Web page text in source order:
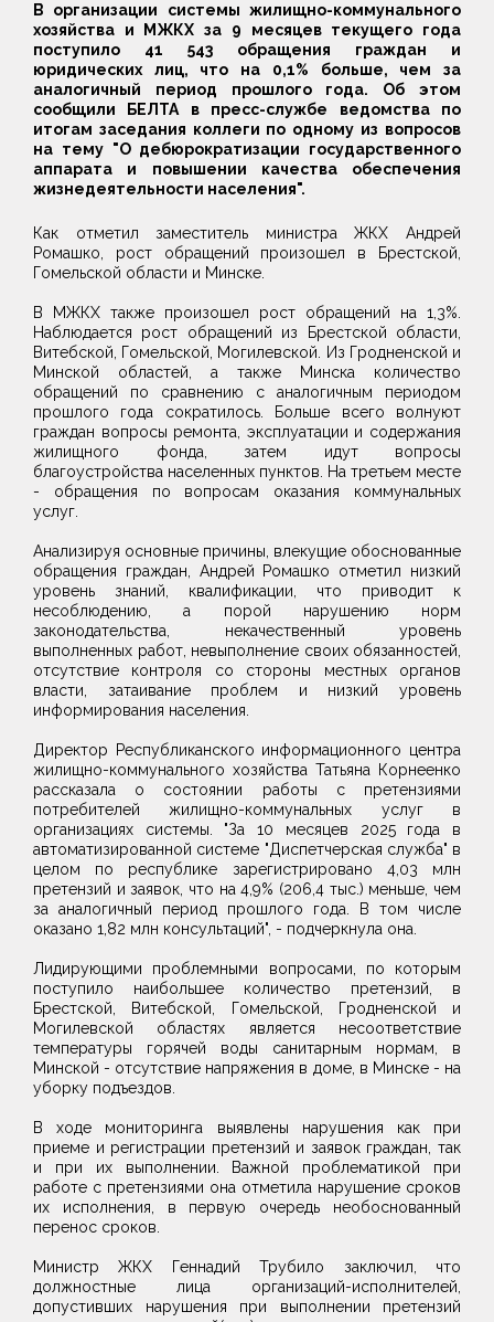
В организации системы жилищно-коммунального
хозяйства и МЖКХ за 9 месяцев текущего года
поступило 41 543 обращения граждан и
юридических лиц, что на 0,1% больше, чем за
аналогичный период прошлого года. Об этом
сообщили БЕЛТА в пресс-службе ведомства по
итогам заседания коллеги по одному из вопросов
на тему "О дебюрократизации государственного
аппарата и повышении качества обеспечения
жизнедеятельности населения".
Как отметил заместитель министра ЖКХ Андрей
Ромашко, рост обращений произошел в Брестской,
Гомельской области и Минске.
В МЖКХ также произошел рост обращений на 1,3%.
Наблюдается рост обращений из Брестской области,
Витебской, Гомельской, Могилевской. Из Гродненской и
Минской областей, а также Минска количество
обращений по сравнению с аналогичным периодом
прошлого года сократилось. Больше всего волнуют
граждан вопросы ремонта, эксплуатации и содержания
жилищного фонда, затем идут вопросы
благоустройства населенных пунктов. На третьем месте
- обращения по вопросам оказания коммунальных
услуг.
Анализируя основные причины, влекущие обоснованные
обращения граждан, Андрей Ромашко отметил низкий
уровень знаний, квалификации, что приводит к
несоблюдению, а порой нарушению норм
законодательства, некачественный уровень
выполненных работ, невыполнение своих обязанностей,
отсутствие контроля со стороны местных органов
власти, затаивание проблем и низкий уровень
информирования населения.
Директор Республиканского информационного центра
жилищно-коммунального хозяйства Татьяна Корнеенко
рассказала о состоянии работы с претензиями
потребителей жилищно-коммунальных услуг в
организациях системы. "За 10 месяцев 2025 года в
автоматизированной системе "Диспетчерская служба" в
целом по республике зарегистрировано 4,03 млн
претензий и заявок, что на 4,9% (206,4 тыс.) меньше, чем
за аналогичный период прошлого года. В том числе
оказано 1,82 млн консультаций", - подчеркнула она.
Лидирующими проблемными вопросами, по которым
поступило наибольшее количество претензий, в
Брестской, Витебской, Гомельской, Гродненской и
Могилевской областях является несоответствие
температуры горячей воды санитарным нормам, в
Минской - отсутствие напряжения в доме, в Минске - на
уборку подъездов.
В ходе мониторинга выявлены нарушения как при
приеме и регистрации претензий и заявок граждан, так
и при их выполнении. Важной проблематикой при
работе с претензиями она отметила нарушение сроков
их исполнения, в первую очередь необоснованный
перенос сроков.
Министр ЖКХ Геннадий Трубило заключил, что
должностные лица организаций-исполнителей,
допустивших нарушения при выполнении претензий